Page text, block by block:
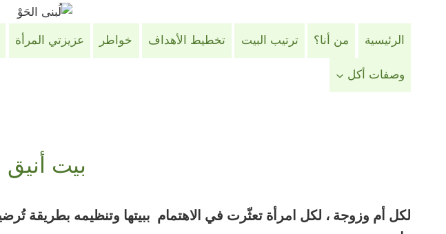
الرئيسية من أنا؟ ترتيب البيت تخطيط الأهداف خواطر عزيزتي المرأة
وصفات أكل
بيت
لكل أم وزوجة ، لكل امرأة تعثّرت في الاهتمام ببيتها وتنظيمه بطريقة